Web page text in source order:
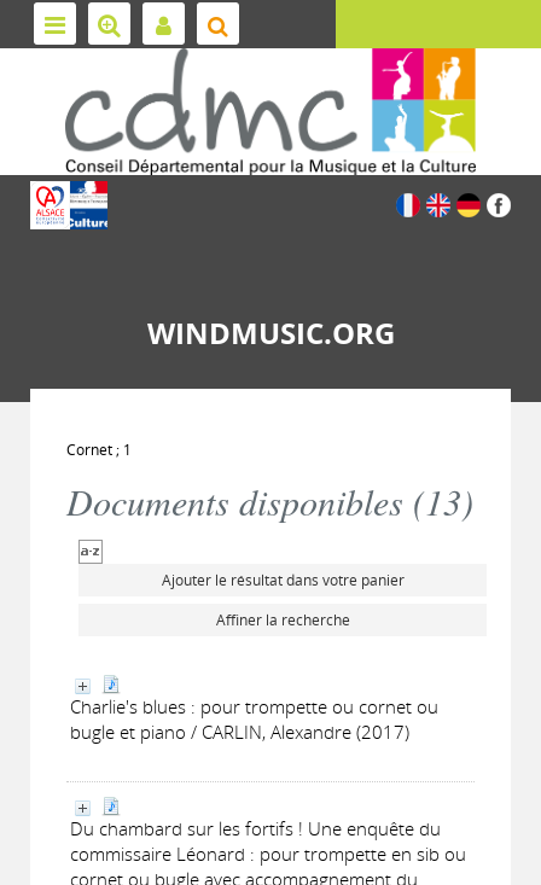
WINDMUSIC.ORG
Cornet ; 1
Documents disponibles (13)
Ajouter le résultat dans votre panier
Affiner la recherche
Charlie's blues : pour trompette ou cornet ou
bugle et piano / CARLIN, Alexandre (2017)
Du chambard sur les fortifs ! Une enquête du
commissaire Léonard : pour trompette en sib ou
cornet ou bugle avec accompagnement du